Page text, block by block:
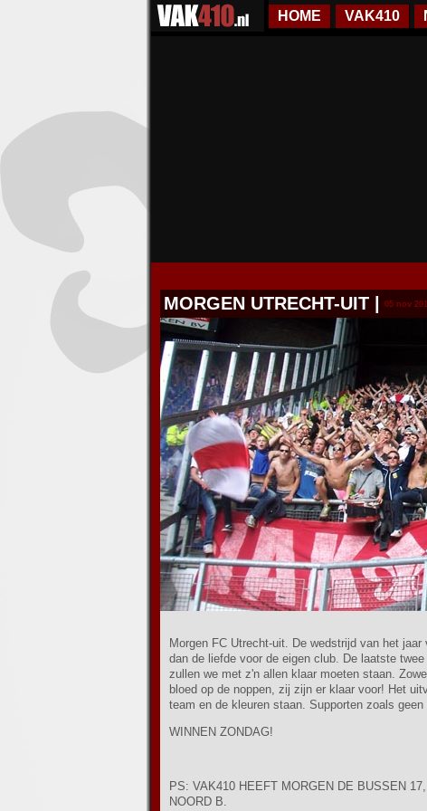
HOME VAK410
MORGEN UTRECHT-UIT 05 nov
Morgen FC Utrecht-uit. De wedstrijd van het
dan de liefde voor de eigen club. De laatste
zullen we met z'n allen klaar moeten staan.
bloed op de noppen, zij zijn er klaar voor! Het
team en de kleuren staan. Supporten zoals
WINNEN ZONDAG!
PS: VAK410 HEEFT MORGEN DE BUSSEN
NOORD B.